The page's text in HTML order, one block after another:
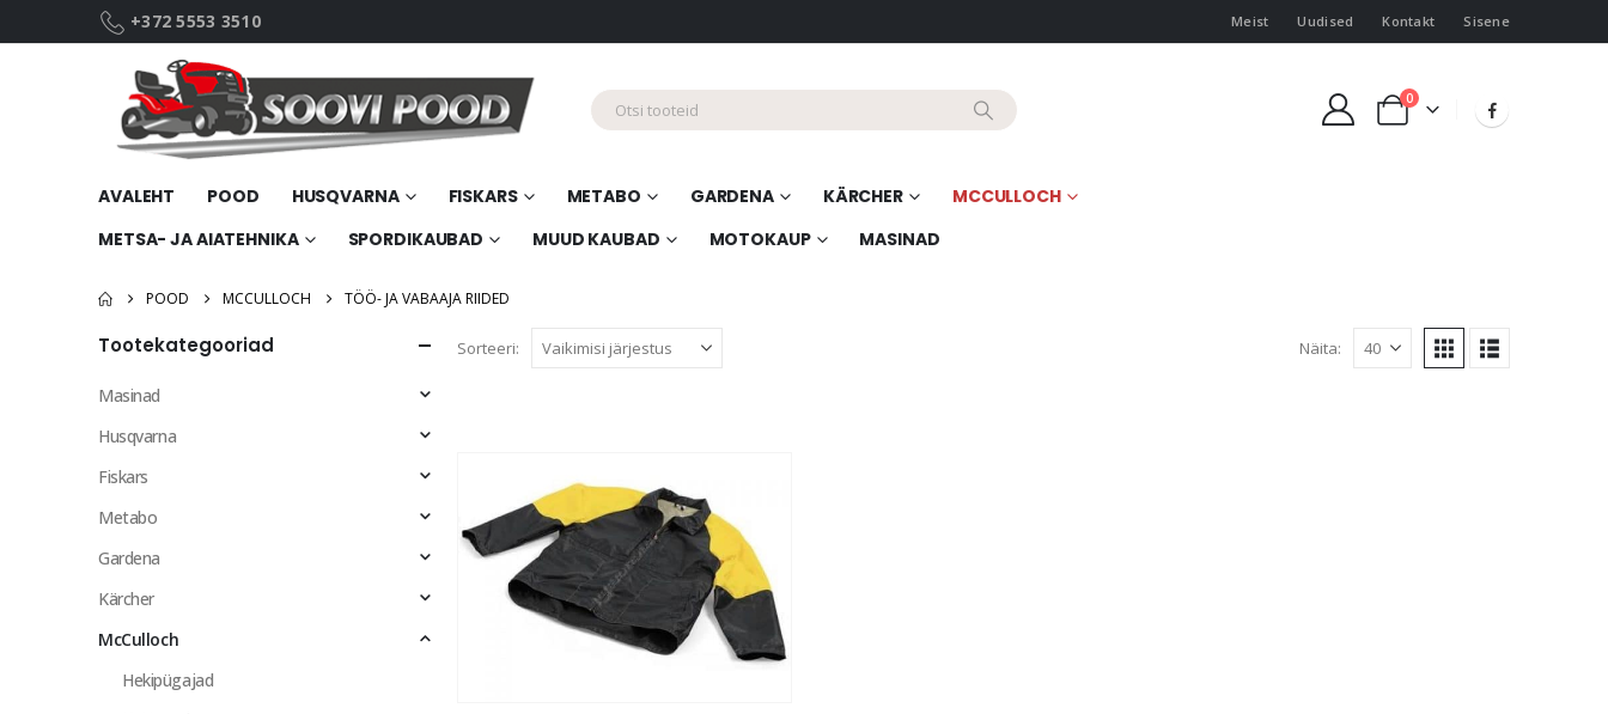
+372 5553 3510 Meist Uudised Kontakt Sisene
0
AVALEHT POOD HUSQVARNA FISKARS METABO GARDENA KÄRCHER
MCCULLOCH
METSA- JA AIATEHNIKA
SPORDIKAUBAD MUUD KAUBAD MOTOKAUP MASINAD
POOD MCCULLOCH TÖÖ- JA VABAAJA RIIDED
Sorteeri: Näita:
Tootekategooriad
Masinad
Husqvarna
Fiskars
Metabo
Gardena
Kärcher
McCulloch
Hekipügajad